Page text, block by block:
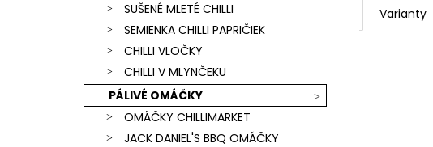
SUŠENÉ MLETÉ CHILLI
SEMIENKA CHILLI PAPRIČIEK
CHILLI VLOČKY
CHILLI V MLYNČEKU
PÁLIVÉ OMÁČKY
OMÁČKY CHILLIMARKET
JACK DANIEL'S BBQ OMÁČKY
Varianty